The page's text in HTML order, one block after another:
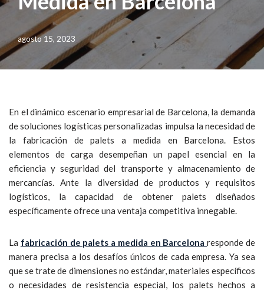
agosto 15, 2023
En el dinámico escenario empresarial de Barcelona, la demanda
de soluciones logísticas personalizadas impulsa la necesidad de
la fabricación de palets a medida en Barcelona. Estos
elementos de carga desempeñan un papel esencial en la
eficiencia y seguridad del transporte y almacenamiento de
mercancías. Ante la diversidad de productos y requisitos
logísticos, la capacidad de obtener palets diseñados
específicamente ofrece una ventaja competitiva innegable.
La fabricación de palets a medida en Barcelonaresponde de
manera precisa a los desafíos únicos de cada empresa. Ya sea
que se trate de dimensiones no estándar, materiales específicos
o necesidades de resistencia especial, los palets hechos a